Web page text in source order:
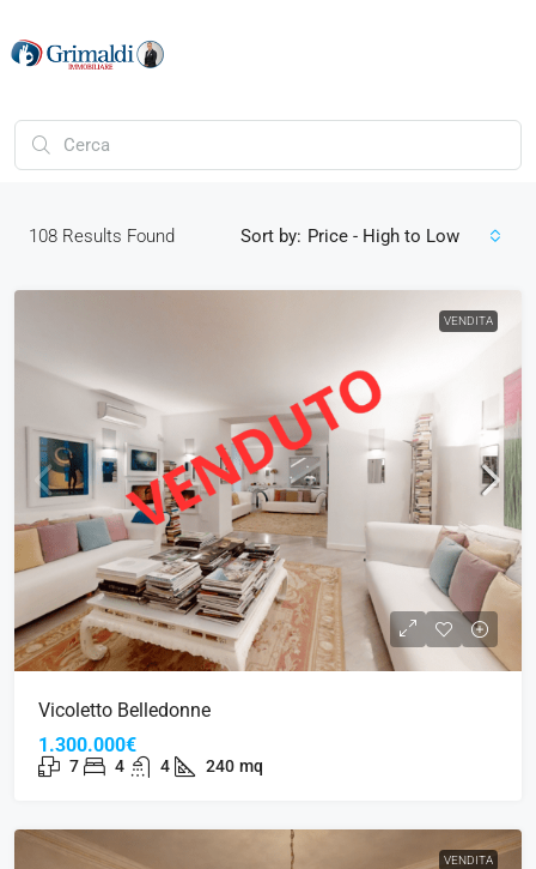
108 Results Found Sort by: Price - High to Low
VENDITA
Vicoletto Belledonne
1.300.000€
7 4 4 240 mq
VENDITA